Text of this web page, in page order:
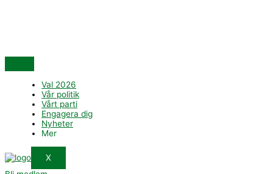
Val 2026
Vår politik
Vårt parti
Engagera dig
Nyheter
Mer
X